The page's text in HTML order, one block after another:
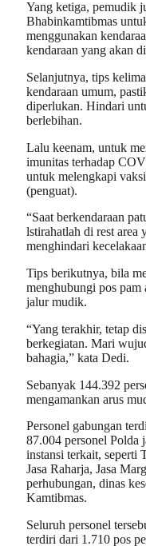
Yang ketiga, pemudik
Bhabinkamtibmas
menggunakan
kendaraan yang akan
Selanjutnya, tips
kendaraan umum,
diperlukan. Hindari
berlebihan.
Lalu keenam, untuk
imunitas terhadap
untuk melengkapi
(penguat).
“Saat berkendaraan
lstirahatlah di rest area
menghindari
Tips berikutnya, bila
menghubungi pos pam
jalur mudik.
“Yang terakhir, tetap
berkegiatan. Mari
bahagia,” kata Dedi.
Sebanyak 144.392
mengamankan arus
Personel gabungan
87.004 personel Polda
instansi terkait,
Jasa Raharja, Jasa
perhubungan, dinas
Kamtibmas.
Seluruh personel
terdiri dari 1.710 pos